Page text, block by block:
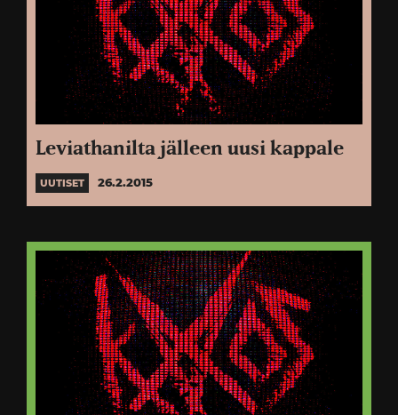
Leviathanilta jälleen uusi kappale
UUTISET 26.2.2015